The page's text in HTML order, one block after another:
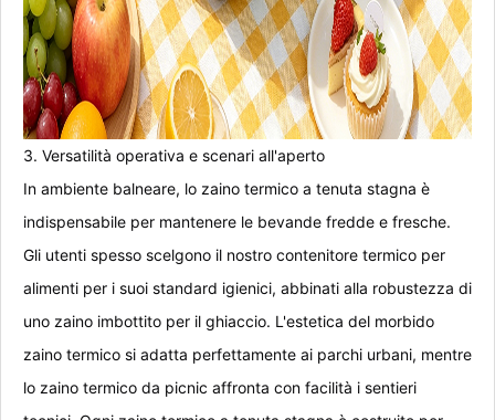
3. Versatilità operativa e scenari all'aperto
In ambiente balneare, lo zaino termico a tenuta stagna è
indispensabile per mantenere le bevande fredde e fresche.
Gli utenti spesso scelgono il nostro contenitore termico per
alimenti per i suoi standard igienici, abbinati alla robustezza di
uno zaino imbottito per il ghiaccio. L'estetica del morbido
zaino termico si adatta perfettamente ai parchi urbani, mentre
lo zaino termico da picnic affronta con facilità i sentieri